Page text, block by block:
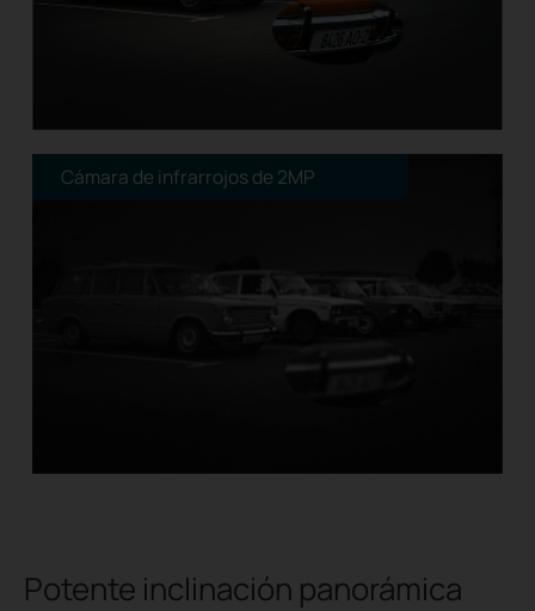
Cámara de infrarrojos de 2MP
Potente inclinación panorámica